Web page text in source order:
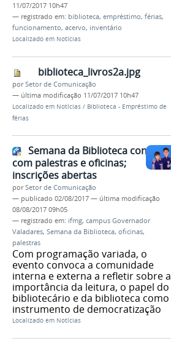
11/07/2017 10h47
— registrado em: biblioteca, empréstimo, férias,
funcionamento, acervo, inventário
Localizado em Notícias
biblioteca_livros2a.jpg
porSetor de Comunicação
— última modificação 11/07/2017 10h47
Localizado em Notícias / Biblioteca - Empréstimo de
férias
Semana da Biblioteca contará
com palestras e oficinas;
inscrições abertas
porSetor de Comunicação
— publicado 02/08/2017 — última modificação
08/08/2017 09h05
— registrado em: ifmg, campus Governador
Valadares, Semana da Biblioteca, oficinas,
palestras
Com programação variada, o
evento convoca a comunidade
interna e externa a refletir sobre a
importância da leitura, o papel do
bibliotecário e da biblioteca como
instrumento de democratização
Localizado em Notícias